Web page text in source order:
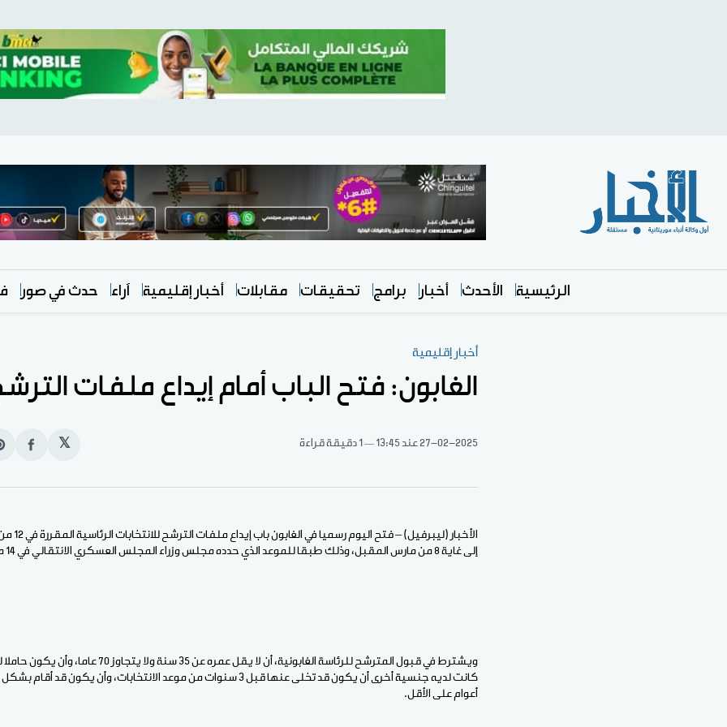
الرئيسية الأحدث أخبار برامج تحقيقات مقابلات أخبار إقليمية آراء حدث في صور
أخبار إقليمية
الغابون: فتح الباب أمام إيداع ملفات
27-02-2025عند 13:45 1 دقيقة قراءة 𝕏
انشر
الأخبار
إلى غاية 8 من مارس المقبل، وذلك طبقا للموعد الذي حدده مجلس وزراء المجلس العسكري الانتقالي في 14 من شهر فبراير الجاري.
ويشترط في قبول المترشح للرئاسة الغابونية، أن لا يقل عمره عن
كانت لديه جنسية أخرى أن يكون قد تخلى عنها قبل 3 سنوات من موعد الانتخابات، وأن
أعوام على الأقل.